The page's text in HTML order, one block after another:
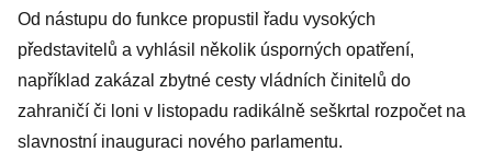
Od nástupu do funkce propustil řadu vysokých
představitelů a vyhlásil několik úsporných opatření,
například zakázal zbytné cesty vládních činitelů do
zahraničí či loni v listopadu radikálně seškrtal rozpočet na
slavnostní inauguraci nového parlamentu.